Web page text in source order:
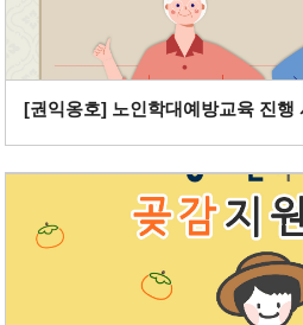
[권익옹호] 노인학대예방교육 진행